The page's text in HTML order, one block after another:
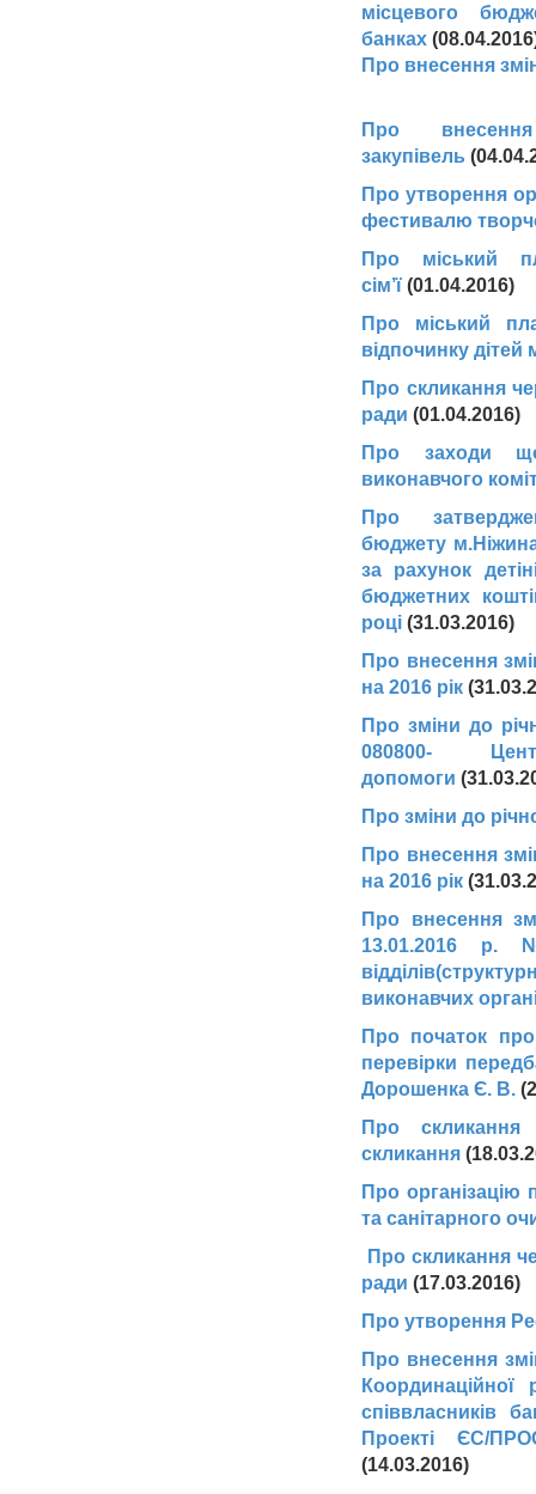
місцевого
банках
Про внесення
Про
закупівель
Про утворення
фестивалю
Про міський
сім’ї (01.04.2016)
Про міський
відпочинку дітей
Про скликання
ради (01.04.2016)
Про заходи
виконавчого
Про
бюджету
за рахунок
бюджетних
році (31.03.2016)
Про внесення
на 2016 рік
Про зміни до
080800-
допомоги
Про зміни до
Про внесення
на 2016 рік
Про внесення
13.01.2016 р.
виконавчих
Про початок
перевірки
Дорошенка Є. В.
Про скликання
скликання
Про організацію
та санітарного
Про скликання
ради (17.03.2016)
Про утворення
Про внесення
співвласників
Проекті ЄС/
(14.03.2016)